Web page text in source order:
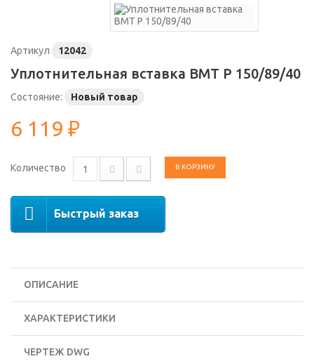
Артикул 12042
Уплотнительная вставка ВМТ Р 150/89/40
Состояние: Новый товар
6 119 ₽
Количество В КОРЗИНУ
Быстрый заказ
ОПИСАНИЕ
ХАРАКТЕРИСТИКИ
ЧЕРТЕЖ DWG